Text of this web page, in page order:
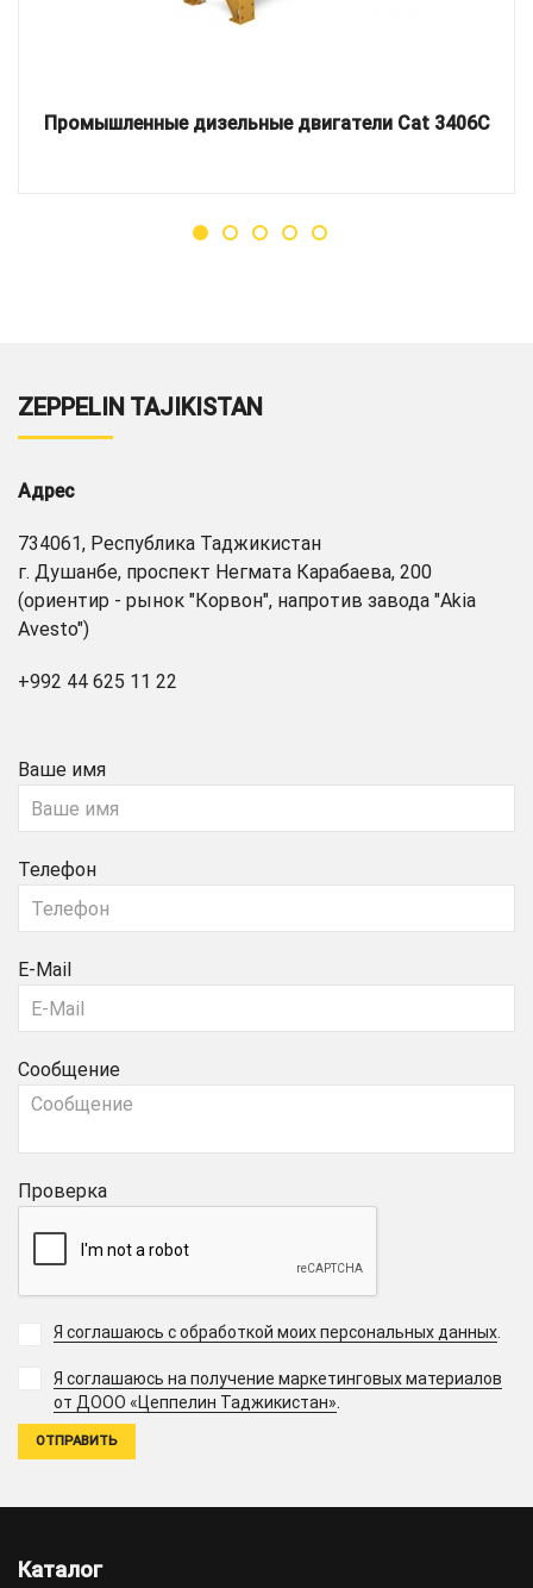
Промышленные дизельные двигатели Cat 3406C
ZEPPELIN TAJIKISTAN
Адрес
734061, Республика Таджикистан
г. Душанбе, проспект Негмата Карабаева, 200
(ориентир - рынок "Корвон", напротив завода "Akia
Avesto")
+992 44 625 11 22
Ваше имя
Телефон
E-Mail
Сообщение
Проверка
Я соглашаюсь с обработкой моих персональных данных.
Я соглашаюсь на получение маркетинговых материалов
от ДООО «Цеппелин Таджикистан».
Каталог